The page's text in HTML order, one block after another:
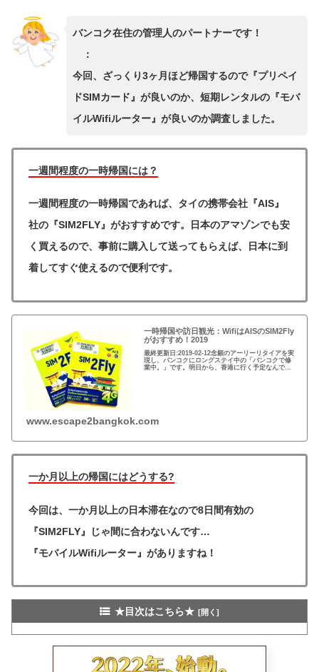
バンコク在住の管理人のパートナーです！
：
今回、ざっくり3ヶ月ほど帰国するので『プリペイ
ドSIMカード』が良いのか、短期レンタルの『モバ
イルWifiルーター』が良いのか調査しました。
一週間程度の一時帰国には？
一週間程度の一時帰国であれば、タイの携帯会社『AIS』
社の『SIM2FLY』がおすすめです。日本のアマゾンでも安
く買えるので、事前に購入して送ってもらえば、日本に到
着してすぐ使えるので便利です。
一時帰国や訪日観光：WifiはAISのSIM2Fly
がおすすめ！2019
最終更新日:2019-02-12念願のアーリーリタイアを実
現し、バンコクにロングステイ中の「バンコクで修
業中。」です。明日から、香港に行く予定なんです
www.escape2bangkok.com
一か月以上の帰国にはどうする?
今回は、一か月以上の日本滞在なので8日間有効の
『SIM2FLY』じゃ間に合わないんです…
『モバイルWifiルーター』がありますね！
★目次はこちら★